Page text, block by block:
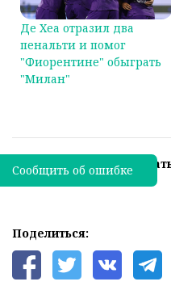
Де Хеа отразил два
пенальти и помог
"Фиорентине" обыграть
"Милан"
Была ли эта
Поделиться:
Сообщить об ошибке